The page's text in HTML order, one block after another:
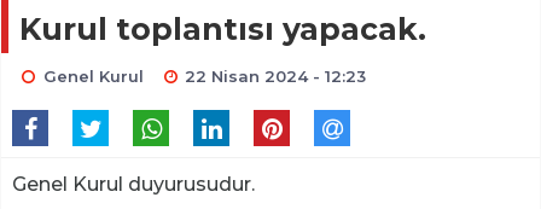
Kurul toplantısı yapacak.
Genel Kurul 22 Nisan 2024 - 12:23
Genel Kurul duyurusudur.